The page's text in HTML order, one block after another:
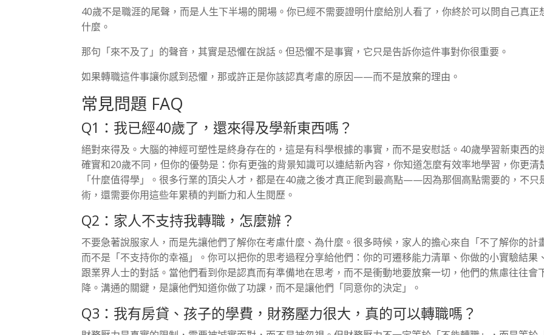
40歲不是職涯的尾聲，而是人生下半場的開場。你已經不需要證明什麼給別人看了，你終於可以問自己真正
什麼。
那句「來不及了」的聲音，其實是恐懼在說話。但恐懼不是事實，它只是告訴你這件事對你很重要。
如果轉職這件事讓你感到恐懼，那或許正是你該認真考慮的原因——而不是放棄的理由。
常見問題 FAQ
Q1：我已經40歲了，還來得及學新東西嗎？
絕對來得及。大腦的神經可塑性是終身存在的，這是有科學根據的事實，而不是安慰話。40歲學習新東西的
確實和20歲不同，但你的優勢是：你有更強的背景知識可以連結新內容，你知道怎麼有效率地學習，你更清
「什麼值得學」。很多行業的頂尖人才，都是在40歲之後才真正爬到最高點——因為那個高點需要的，不只
術，還需要你用這些年累積的判斷力和人生閱歷。
Q2：家人不支持我轉職，怎麼辦？
不要急著說服家人，而是先讓他們了解你在考慮什麼、為什麼。很多時候，家人的擔心來自「不了解你的計
而不是「不支持你的幸福」。你可以把你的思考過程分享給他們：你的可遷移能力清單、你做的小實驗結果
跟業界人士的對話。當他們看到你是認真而有準備地在思考，而不是衝動地要放棄一切，他們的焦慮往往會
降。溝通的關鍵，是讓他們知道你做了功課，而不是讓他們「同意你的決定」。
Q3：我有房貸、孩子的學費，財務壓力很大，真的可以轉職嗎？